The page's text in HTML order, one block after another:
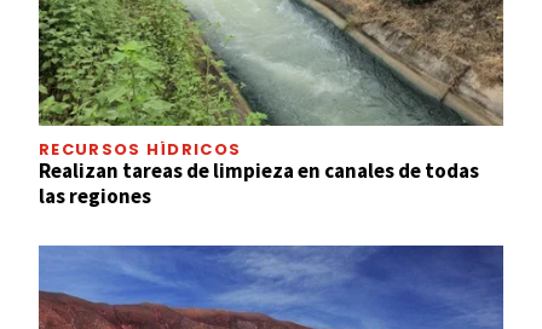
RECURSOS HÍDRICOS
Realizan tareas de limpieza en canales de todas
las regiones